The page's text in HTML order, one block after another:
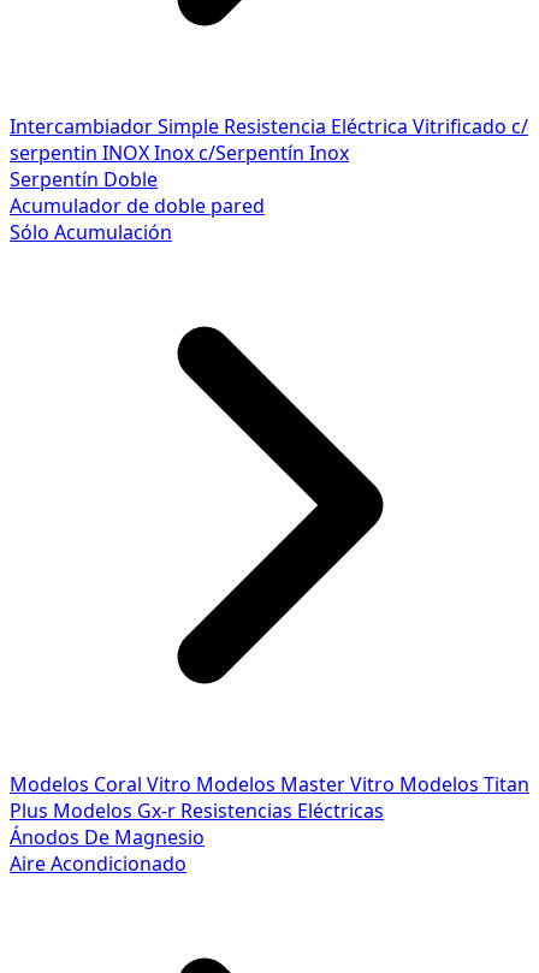
Intercambiador Simple Resistencia Eléctrica Vitrificado c/
serpentin INOXInox c/Serpentín Inox
Serpentín Doble
Acumulador de doble pared
Sólo Acumulación
Modelos Coral Vitro Modelos Master Vitro Modelos Titan
Plus Modelos Gx-r Resistencias Eléctricas
Ánodos De Magnesio
Aire Acondicionado